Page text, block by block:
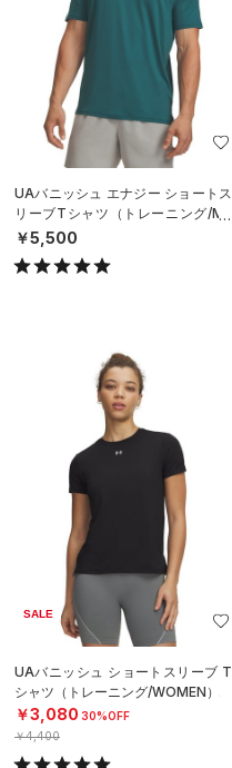
UAバニッシュ エナジー ショートス
リーブTシャツ（トレーニング/ME
N）
￥5,500
SALE
UAバニッシュ ショートスリーブ T
シャツ（トレーニング/WOMEN）
￥3,080 30%OFF
￥4,400